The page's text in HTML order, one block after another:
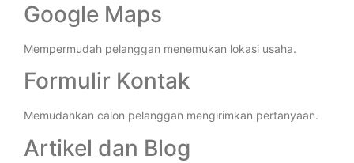
Google Maps
Mempermudah pelanggan menemukan lokasi usaha.
Formulir Kontak
Memudahkan calon pelanggan mengirimkan pertanyaan.
Artikel dan Blog